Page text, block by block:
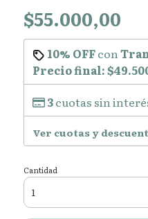
$55.000,00
10% OFFcon
Precio final:
3cuotas sin
Ver cuotas y
Cantidad